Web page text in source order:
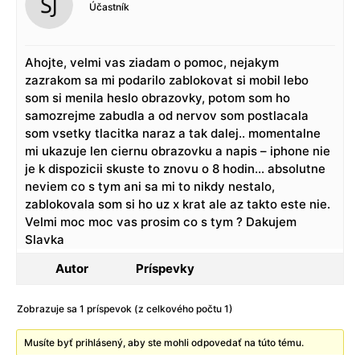
Účastník
Ahojte, velmi vas ziadam o pomoc, nejakym
zazrakom sa mi podarilo zablokovat si mobil lebo
som si menila heslo obrazovky, potom som ho
samozrejme zabudla a od nervov som postlacala
som vsetky tlacitka naraz a tak dalej.. momentalne
mi ukazuje len ciernu obrazovku a napis – iphone nie
je k dispozicii skuste to znovu o 8 hodin… absolutne
neviem co s tym ani sa mi to nikdy nestalo,
zablokovala som si ho uz x krat ale az takto este nie.
Velmi moc moc vas prosim co s tym ? Dakujem
Slavka
Autor
Príspevky
Zobrazuje sa 1 príspevok (z celkového počtu 1)
Musíte byť prihlásený, aby ste mohli odpovedať na túto tému.